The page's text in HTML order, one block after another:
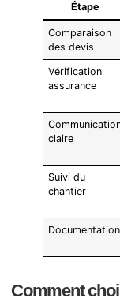
Étape
Comparaison
des devis
Vérification
assurance
claire
Suivi du
chantier
Documentation
Comment